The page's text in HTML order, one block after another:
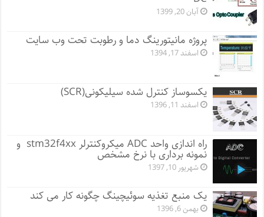
آبان 20, 1399
پروژه مانيتورينگ دما و رطوبت تحت وب سایت
اسفند 17, 1394
یکسوساز کنترل شده سیلیکونی(SCR)
اسفند 11, 1396
راه اندازی واحد ADC میکروکنترلر stm32f4xx و
نمونه برداری با نرخ مشخص
شهریور 10, 1397
یک منبع تغذیه سوئیچینگ چگونه کار می کند
بهمن 6, 1396